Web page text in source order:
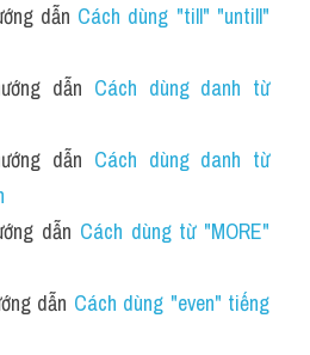
dẫn Cách dùng "till" "untill"
dẫn Cách dùng danh từ
dẫn Cách dùng danh từ
dẫn Cách dùng từ "MORE"
dẫn Cách dùng "even" tiếng